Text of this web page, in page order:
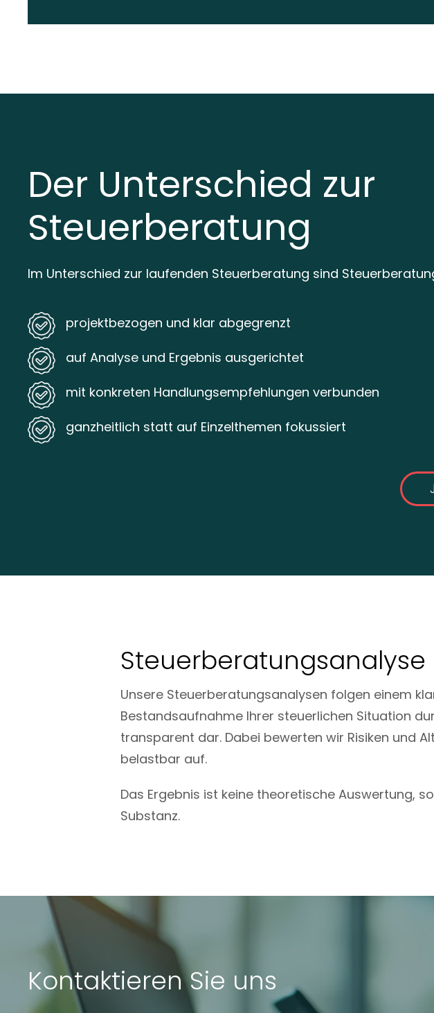
Der Unterschied zur
Steuerberatung
Im Unterschied zur laufenden Steuerberatung sind
projektbezogen und klar abgegrenzt
auf Analyse und Ergebnis ausgerichtet
mit konkreten Handlungsempfehlungen verbunden
ganzheitlich statt auf Einzelthemen fokussiert
Unsere Steuerberatungsanalysen folgen einem
Bestandsaufnahme Ihrer steuerlichen Situation
transparent dar. Dabei bewerten wir Risiken und
belastbar auf.
Das Ergebnis ist keine theoretische Auswertung,
Substanz.
Kontaktieren Sie uns